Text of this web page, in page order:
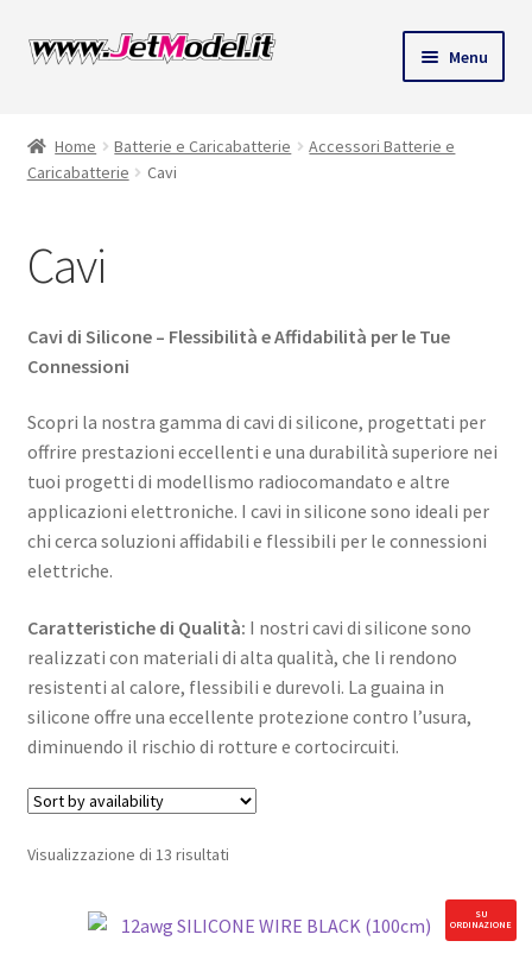
Vai
alla
Vai
Menu
Home Batterie e Caricabatterie
Accessori Batterie e
Caricabatterie
Cavi
Cavi
Cavi di Silicone – Flessibilità e Affidabilità per le Tue
Connessioni
Scopri la nostra gamma di cavi di silicone, progettati per
offrire prestazioni eccellenti e una durabilità superiore nei
tuoi progetti di modellismo radiocomandato e altre
applicazioni elettroniche. I cavi in silicone sono ideali per
chi cerca soluzioni affidabili e flessibili per le connessioni
elettriche.
Caratteristiche di Qualità: I nostri cavi di silicone sono
realizzati con materiali di alta qualità, che li rendono
resistenti al calore, flessibili e durevoli. La guaina in
silicone offre una eccellente protezione contro l’usura,
diminuendo il rischio di rotture e cortocircuiti.
Visualizzazione di 13 risultati
SU
ORDINAZIONE